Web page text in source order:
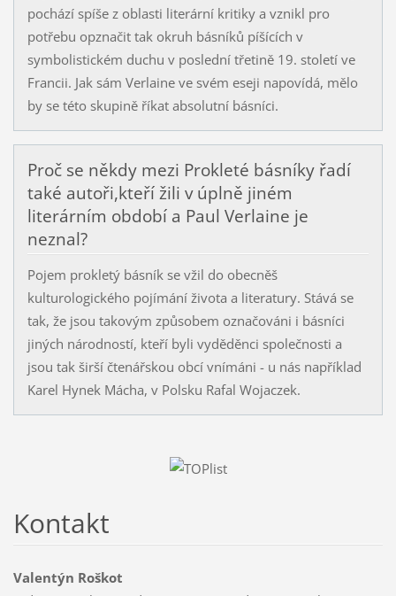
pochází spíše z oblasti literární kritiky a vznikl pro
potřebu opznačit tak okruh básníků píšících v
symbolistickém duchu v poslední třetině 19. století ve
Francii. Jak sám Verlaine ve svém eseji napovídá, mělo
by se této skupině říkat absolutní básníci.
Proč se někdy mezi Prokleté básníky řadí
také autoři,kteří žili v úplně jiném
literárním období a Paul Verlaine je
neznal?
Pojem prokletý básník se vžil do obecněš
kulturologického pojímání života a literatury. Stává se
tak, že jsou takovým způsobem označováni i básníci
jiných národností, kteří byli vyděděnci společnosti a
jsou tak širší čtenářskou obcí vnímáni - u nás například
Karel Hynek Mácha, v Polsku Rafal Wojaczek.
Kontakt
Valentýn Roškot